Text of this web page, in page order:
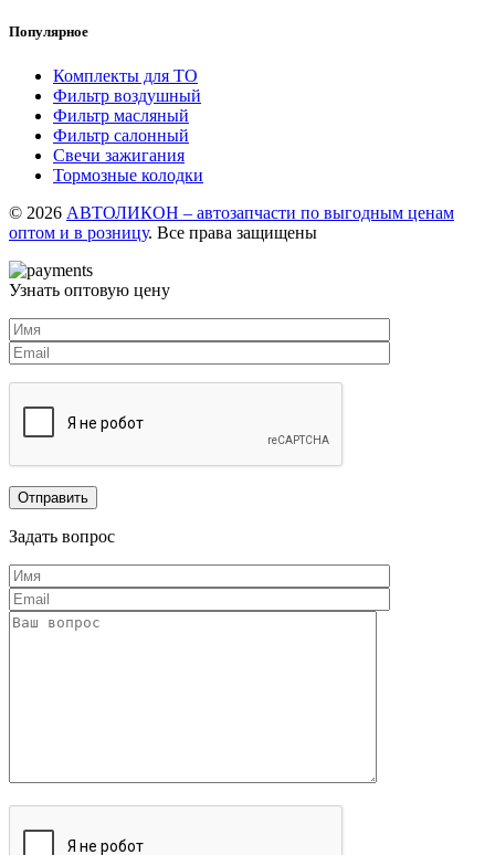
Популярное
Комплекты для ТО
Фильтр воздушный
Фильтр масляный
Фильтр салонный
Свечи зажигания
Тормозные колодки
© 2026 АВТОЛИКОН – автозапчасти по выгодным ценам
оптом и в розницу. Все права защищены
Узнать оптовую цену
Задать вопрос